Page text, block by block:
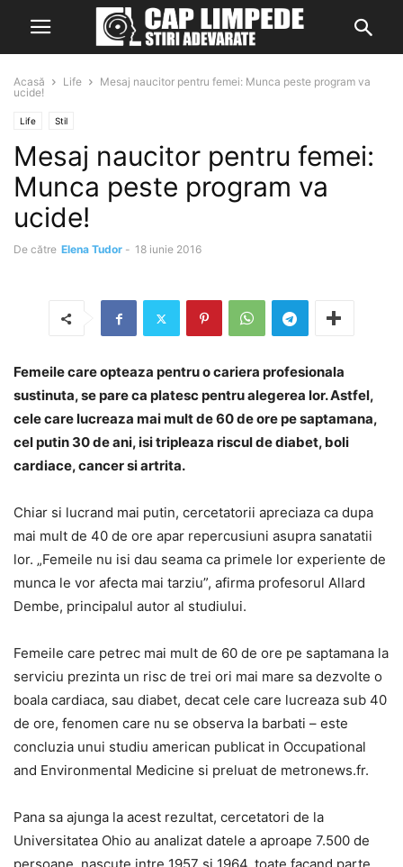
Acasă Life
Mesaj naucitor pentru femei: Munca peste program va
ucide!
Life Stil
Mesaj naucitor pentru femei:
Munca peste program va
ucide!
De către Elena Tudor - 18 iunie 2016
Femeile care opteaza pentru o cariera profesionala
sustinuta, se pare ca platesc pentru alegerea lor. Astfel,
cele care lucreaza mai mult de 60 de ore pe saptamana,
cel putin 30 de ani, isi tripleaza riscul de diabet, boli
cardiace, cancer si artrita.
Chiar si lucrand mai putin, cercetatorii apreciaza ca dupa
mai mult de 40 de ore apar repercusiuni asupra sanatatii
lor. „Femeile nu isi dau seama ca primele lor experiente de
munca le vor afecta mai tarziu”, afirma profesorul Allard
Dembe, principalul autor al studiului.
Femeile care petrec mai mult de 60 de ore pe saptamana la
serviciu prezinta un risc de trei ori mai mare sa dezvolte o
boala cardiaca, sau diabet, decat cele care lucreaza sub 40
de ore, fenomen care nu se observa la barbati – este
concluzia unui studiu american publicat in Occupational
and Environmental Medicine si preluat de metronews.fr.
Pana sa ajunga la acest rezultat, cercetatori de la
Universitatea Ohio au analizat datele a aproape 7.500 de